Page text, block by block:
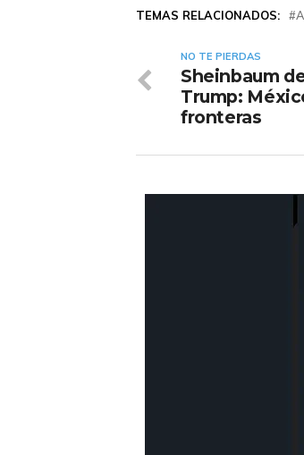
TEMAS RELACIONADOS:
NO TE PIERDAS
Sheinbaum
Trump:
fronteras